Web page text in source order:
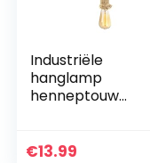
Industriële
hanglamp
henneptouw
retro henneptouw
€13.99